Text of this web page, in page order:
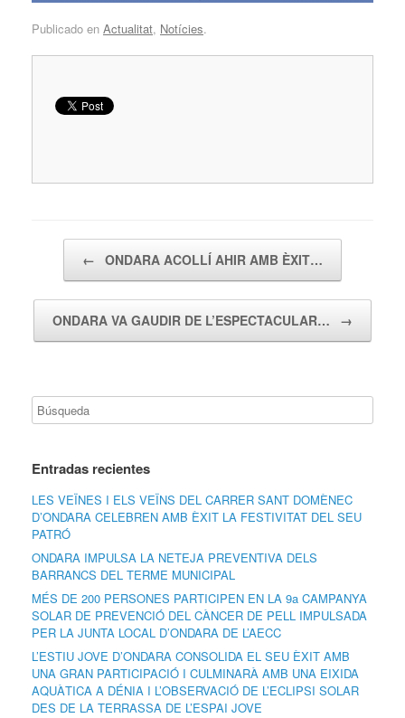
Publicado en Actualitat, Notícies.
← ONDARA ACOLLÍ AHIR AMB ÈXIT…
ONDARA VA GAUDIR DE L’ESPECTACULAR… →
Entradas recientes
LES VEÏNES I ELS VEÏNS DEL CARRER SANT DOMÈNEC
D’ONDARA CELEBREN AMB ÈXIT LA FESTIVITAT DEL SEU
PATRÓ
ONDARA IMPULSA LA NETEJA PREVENTIVA DELS
BARRANCS DEL TERME MUNICIPAL
MÉS DE 200 PERSONES PARTICIPEN EN LA 9a CAMPANYA
SOLAR DE PREVENCIÓ DEL CÀNCER DE PELL IMPULSADA
PER LA JUNTA LOCAL D’ONDARA DE L’AECC
L’ESTIU JOVE D’ONDARA CONSOLIDA EL SEU ÈXIT AMB
UNA GRAN PARTICIPACIÓ I CULMINARÀ AMB UNA EIXIDA
AQUÀTICA A DÉNIA I L’OBSERVACIÓ DE L’ECLIPSI SOLAR
DES DE LA TERRASSA DE L’ESPAI JOVE